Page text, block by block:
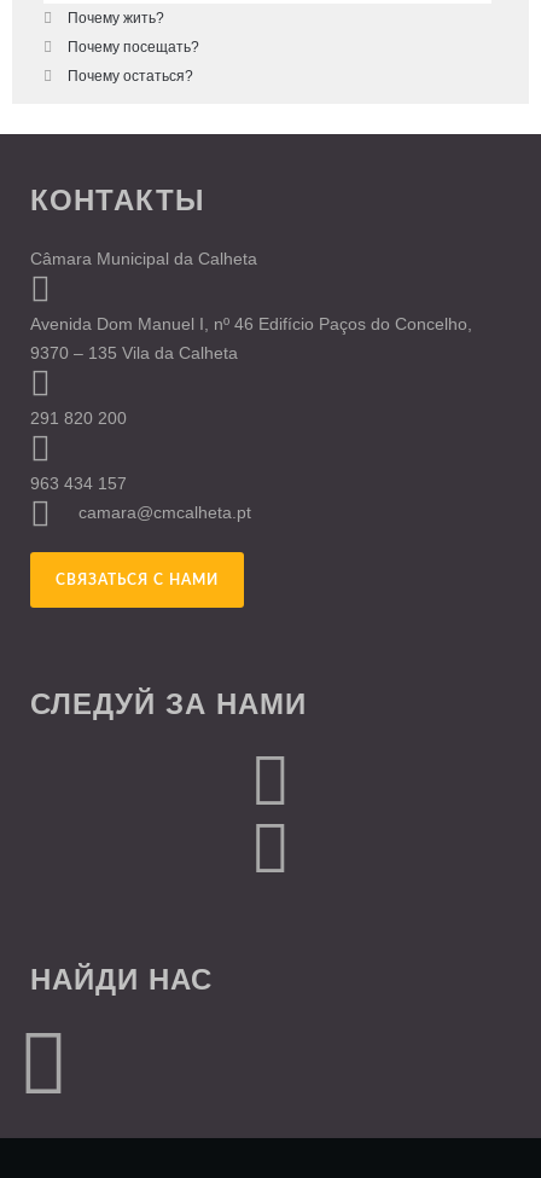
Почему жить?
Почему посещать?
Почему остаться?
КОНТАКТЫ
Câmara Municipal da Calheta
Avenida Dom Manuel I, nº 46 Edifício Paços do Concelho,
9370 – 135 Vila da Calheta
291 820 200
963 434 157
camara@cmcalheta.pt
СВЯЗАТЬСЯ С НАМИ
СЛЕДУЙ ЗА НАМИ
НАЙДИ НАС